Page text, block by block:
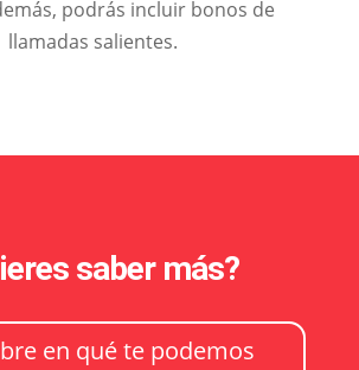
podrás incluir bonos de
llamadas salientes.
saber más?
en qué te podemos